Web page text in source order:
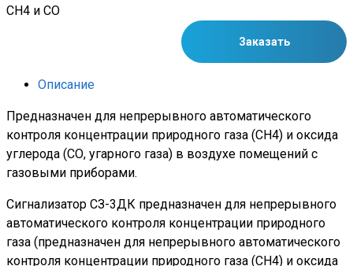
Заказать
Описание
Предназначен для непрерывного автоматического
контроля концентрации природного газа (СН4) и оксида
углерода (СО, угарного газа) в воздухе помещений с
газовыми приборами.
Сигнализатор СЗ-3ДК предназначен для непрерывного
автоматического контроля концентрации природного
газа (предназначен для непрерывного автоматического
контроля концентрации природного газа (СН4) и оксида